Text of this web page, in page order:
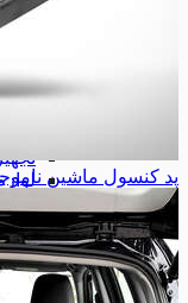
کیف
آرایشی،
پد کنسول ماشین